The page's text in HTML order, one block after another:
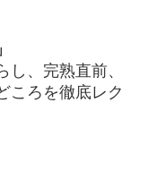
、完熟直前、
ころを徹底レク